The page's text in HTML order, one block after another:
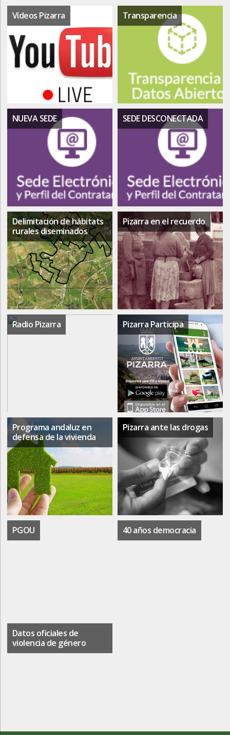
Vídeos Pizarra Transparencia
NUEVA SEDE SEDE DESCONECTADA
Delimitación de hábitats
rurales diseminados
Pizarra en el recuerdo
Radio Pizarra Pizarra Participa
Programa andaluz en
defensa de la vivienda
Pizarra ante las drogas
PGOU 40 años democracia
Datos oficiales de
violencia de género